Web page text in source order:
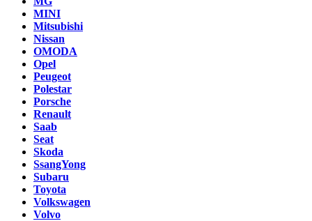
MINI
Mitsubishi
Nissan
OMODA
Opel
Peugeot
Polestar
Porsche
Renault
Saab
Seat
Skoda
SsangYong
Subaru
Toyota
Volkswagen
Volvo